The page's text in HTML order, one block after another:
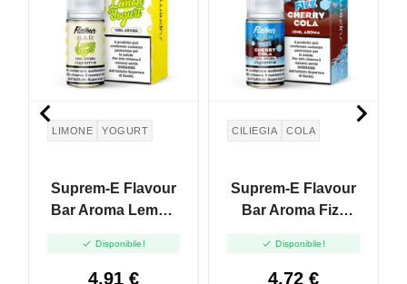
LIMONE YOGURT
Suprem-E Flavour
Bar Aroma Lemon
 Disponibile!
4,91 €
CILIEGIA COLA
Suprem-E Flavour
Bar Aroma Fizz
 Disponibile!
4,72 €
 